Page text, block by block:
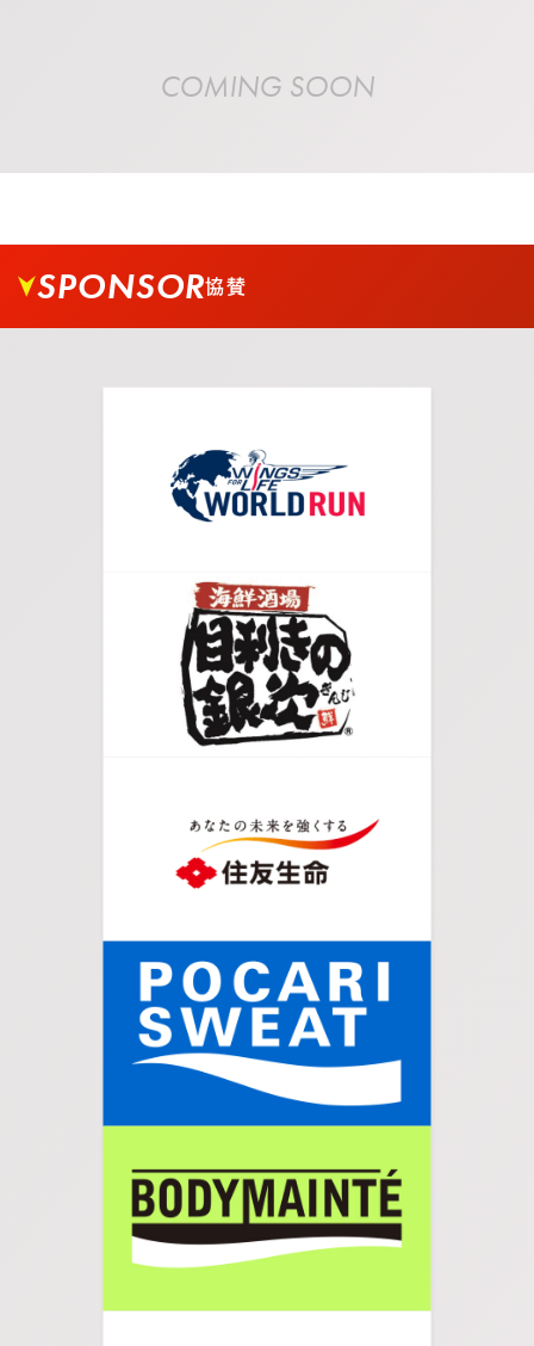
03. 徒歩でお越しの場合、バス乗り場を過ぎて交差点
を矢印の方へ進みます。
歩道を道なりにしばらく真っすぐ進みます。
05.
大通りに出たら歩道を渡り、左に曲がります。
COMING SOON
SPONSOR協賛